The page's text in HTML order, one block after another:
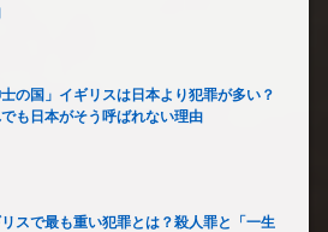
士の国」イギリスは日本より犯罪が多い？
も日本がそう呼ばれない理由
スで最も重い犯罪とは？殺人罪と「一生